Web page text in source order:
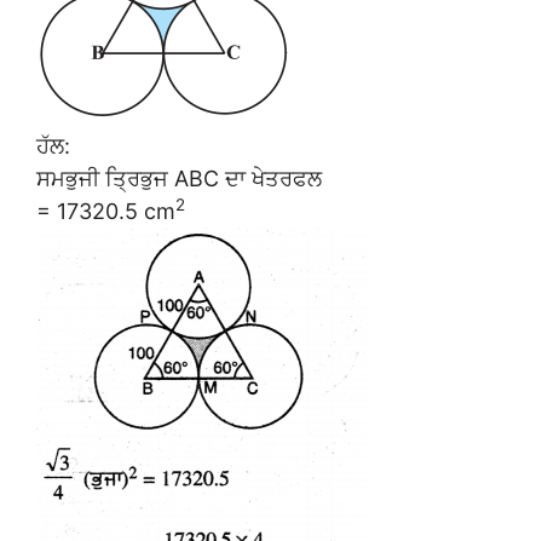
ਹੱਲ:
ਸਮਭੁਜੀ ਤ੍ਰਿਭੁਜ ABC ਦਾ ਖੇਤਰਫਲ
= 17320.5 cm2